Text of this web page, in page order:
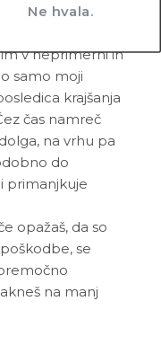
v neprimerni in
samo moji
krajšanja
čas namreč
na vrhu pa
do
primanjkuje
opažaš, da so
se
na manj
Ne hvala.